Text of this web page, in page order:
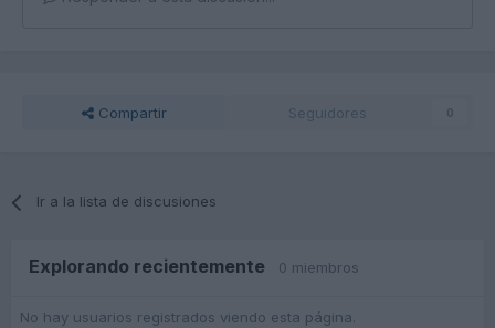
Compartir Seguidores 0
Ir a la lista de discusiones
Explorando recientemente 0 miembros
No hay usuarios registrados viendo esta página.